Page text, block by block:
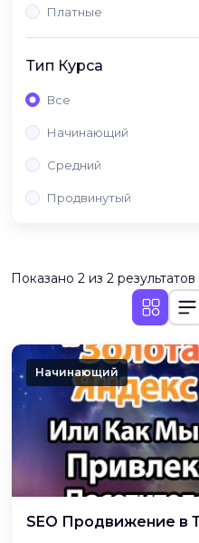
Платные
Тип Курса
Все
Начинающий
Средний
Продвинутый
Показано 2 из 2 результатов
Начинающий
SEO Продвижение в